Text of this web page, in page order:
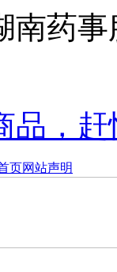
南药
品，
页网站声明